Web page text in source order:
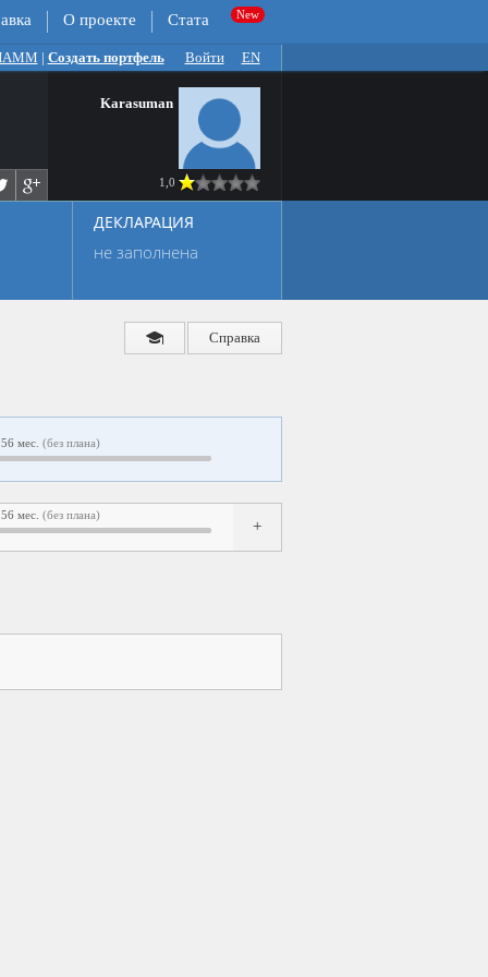
О проекте Стата
| Создать портфель Войти EN
Karasuman
1,0
ДЕКЛАРАЦИЯ
не заполнена
Справка
56 мес. (без плана)
56 мес. (без плана)